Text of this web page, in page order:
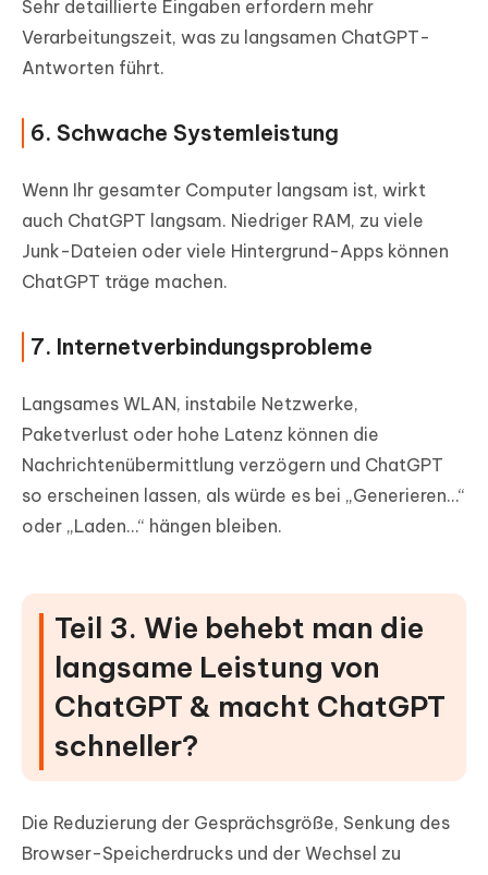
Sehr detaillierte Eingaben erfordern mehr
Verarbeitungszeit, was zu langsamen ChatGPT-
Antworten führt.
6. Schwache Systemleistung
Wenn Ihr gesamter Computer langsam ist, wirkt
auch ChatGPT langsam. Niedriger RAM, zu viele
Junk-Dateien oder viele Hintergrund-Apps können
ChatGPT träge machen.
7. Internetverbindungsprobleme
Langsames WLAN, instabile Netzwerke,
Paketverlust oder hohe Latenz können die
Nachrichtenübermittlung verzögern und ChatGPT
so erscheinen lassen, als würde es bei „Generieren…“
oder „Laden…“ hängen bleiben.
Teil 3. Wie behebt man die
langsame Leistung von
ChatGPT & macht ChatGPT
schneller?
Die Reduzierung der Gesprächsgröße, Senkung des
Browser-Speicherdrucks und der Wechsel zu